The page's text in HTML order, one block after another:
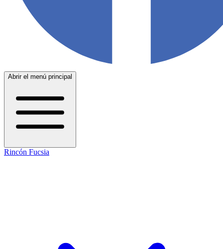
Abrir el menú principal
Rincón Fucsia